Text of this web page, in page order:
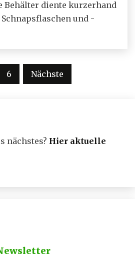
Behälter diente kurzerhand
und -
6 Nächste
nächstes? Hier aktuelle